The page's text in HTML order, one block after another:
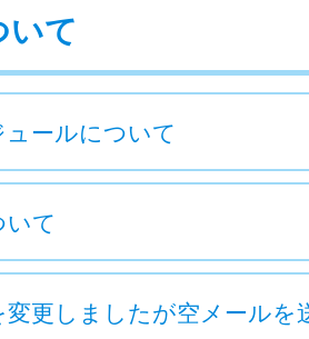
いて
ールについて
て
変更しましたが空メール